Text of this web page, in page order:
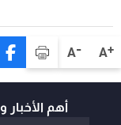
A+
A-
عدم التصعيد خشية
أهم الأخبار